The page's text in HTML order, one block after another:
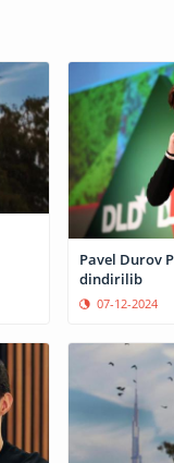
Pavel Durov
dindirilib
07-12-2024